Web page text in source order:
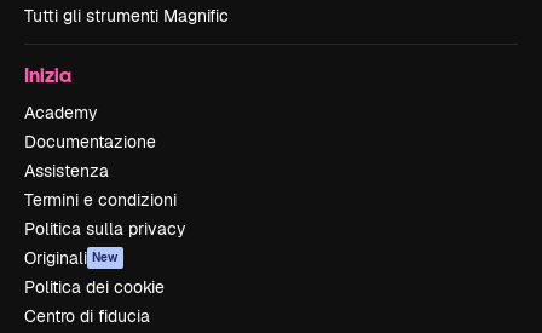
Tutti gli strumenti Magnific
Inizia
Academy
Documentazione
Assistenza
Termini e condizioni
Politica sulla privacy
Originali New
Politica dei cookie
Centro di fiducia